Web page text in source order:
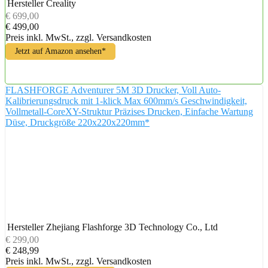
Hersteller Creality
€ 699,00
€ 499,00
Preis inkl. MwSt., zzgl. Versandkosten
Jetzt auf Amazon ansehen*
FLASHFORGE Adventurer 5M 3D Drucker, Voll Auto-
Kalibrierungsdruck mit 1-klick Max 600mm/s Geschwindigkeit,
Vollmetall-CoreXY-Struktur Präzises Drucken, Einfache Wartung
Düse, Druckgröße 220x220x220mm*
Hersteller ‎‎‎Zhejiang Flashforge 3D Technology Co., Ltd
€ 299,00
€ 248,99
Preis inkl. MwSt., zzgl. Versandkosten